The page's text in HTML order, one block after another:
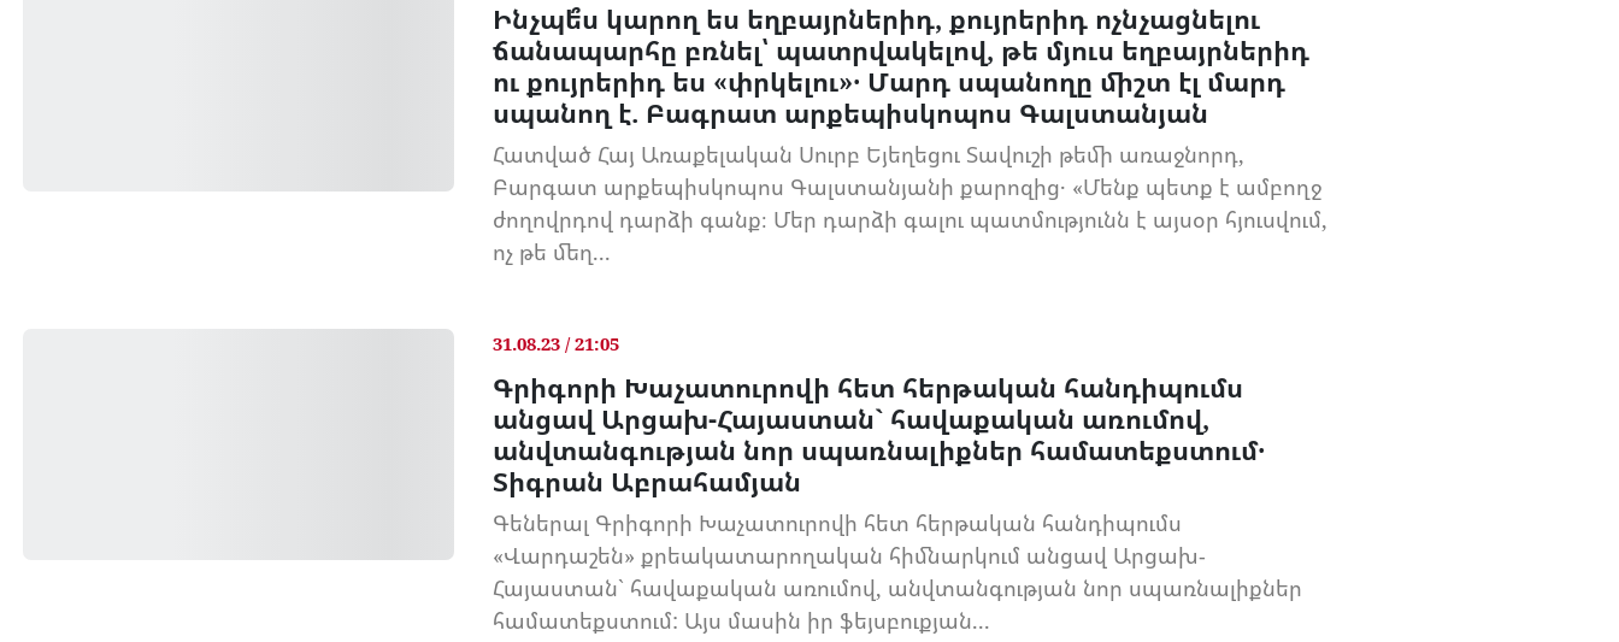
Ինչպե՞ս կարող ես եղբայրներիդ, քույրերիդ ոչնչացնելու
ճանապարհը բռնել՝ պատրվակելով, թե մյուս եղբայրներիդ
ու քույրերիդ ես «փրկելու»․ Մարդ սպանողը միշտ էլ մարդ
սպանող է. Բագրատ արքեպիսկոպոս Գալստանյան
Հատված Հայ Առաքելական Սուրբ Եյեղեցու Տավուշի թեմի առաջնորդ,
Բարգատ արքեպիսկոպոս Գալստանյանի քարոզից․ «Մենք պետք է ամբողջ
ժողովրդով դարձի գանք։ Մեր դարձի գալու պատմությունն է այսօր հյուսվում,
ոչ թե մեղ...
31.08.23 / 21:05
Գրիգորի Խաչատուրովի հետ հերթական հանդիպումս
անցավ Արցախ-Հայաստան` հավաքական առումով,
անվտանգության նոր սպառնալիքներ համատեքստում․
Տիգրան Աբրահամյան
Գեներալ Գրիգորի Խաչատուրովի հետ հերթական հանդիպումս
«Վարդաշեն» քրեակատարողական հիմնարկում անցավ Արցախ-
Հայաստան` հավաքական առումով, անվտանգության նոր սպառնալիքներ
համատեքստում: Այս մասին իր ֆեյսբուքյան...